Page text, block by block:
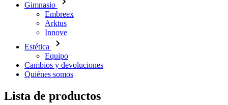
Gimnasio
Embreex
Arktus
Innove
Estética
Equipo
Cambios y devoluciones
Quiénes somos
Lista de productos